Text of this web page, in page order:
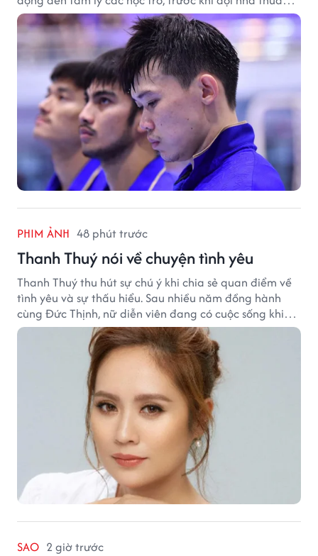
đậm Nga 1-7.
PHIM ẢNH 48 phút trước
Thanh Thuý nói về chuyện tình yêu
Thanh Thuý thu hút sự chú ý khi chia sẻ quan điểm về
tình yêu và sự thấu hiểu. Sau nhiều năm đồng hành
cùng Đức Thịnh, nữ diễn viên đang có cuộc sống khiến
nhiều khán giả quan tâm.
SAO 2 giờ trước